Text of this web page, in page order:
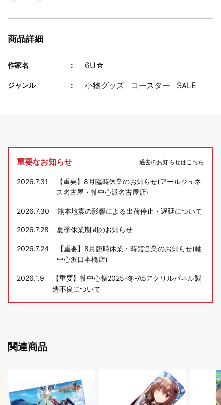
商品詳細
作家名 6U☆
ジャンル 小物グッズ コースター SALE
重要なお知らせ 過去のお知らせはこちら
2026.7.31
【重要】8月臨時休業のお知らせ(アールジュネ
ス名古屋・軸中心派名古屋店)
2026.7.30 熊本地震の影響による出荷停止・遅延について
2026.7.28 夏季休業期間のお知らせ
2026.7.24
【重要】8月臨時休業・時短営業のお知らせ(軸
中心派日本橋店)
2026.1.9
【重要】軸中心祭2025-冬-A5アクリルパネル製
造不良について
関連商品